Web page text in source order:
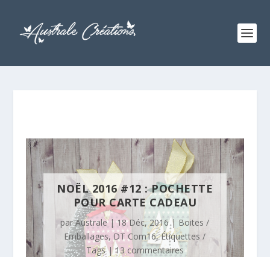
NOËL 2016 #12 : POCHETTE
POUR CARTE CADEAU
parAustrale|18 Déc, 2016| Boites /
Emballages,DT Com16,Étiquettes /
Tags|13 commentaires